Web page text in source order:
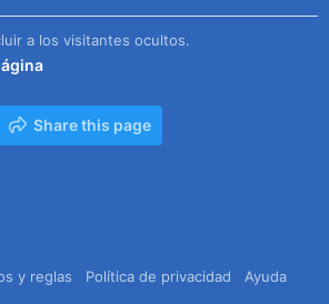
a los visitantes ocultos.
Share this page
y reglas Política de privacidad
Ayuda